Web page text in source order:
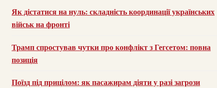
Як дістатися на нуль: складність координації українських
військ на фронті
Трамп спростував чутки про конфлікт з Гегсетом: повна
позиція
Поїзд під прицілом: як пасажирам діяти у разі загрози